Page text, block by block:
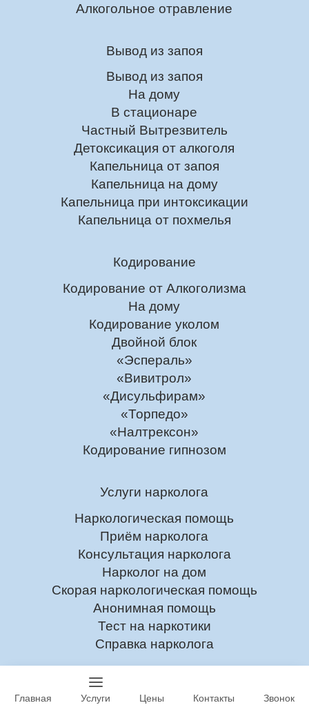
Алкогольное отравление
Вывод из запоя
Вывод из запоя
На дому
В стационаре
Частный Вытрезвитель
Детоксикация от алкоголя
Капельница от запоя
Капельница на дому
Капельница при интоксикации
Капельница от похмелья
Кодирование
Кодирование от Алкоголизма
На дому
Кодирование уколом
Двойной блок
«Эспераль»
«Вивитрол»
«Дисульфирам»
«Торпедо»
«Налтрексон»
Кодирование гипнозом
Услуги нарколога
Наркологическая помощь
Приём нарколога
Консультация нарколога
Нарколог на дом
Скорая наркологическая помощь
Анонимная помощь
Тест на наркотики
Справка нарколога
Главная Услуги Цены Контакты Звонок